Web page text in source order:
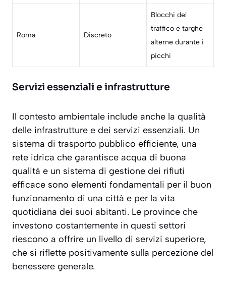
Roma Discreto
Blocchi del
traffico e targhe
alterne durante i
picchi
Servizi essenziali e infrastrutture
Il contesto ambientale include anche la qualità
delle infrastrutture e dei servizi essenziali. Un
sistema di trasporto pubblico efficiente, una
rete idrica che garantisce acqua di buona
qualità e un sistema di gestione dei rifiuti
efficace sono elementi fondamentali per il buon
funzionamento di una città e per la vita
quotidiana dei suoi abitanti. Le province che
investono costantemente in questi settori
riescono a offrire un livello di servizi superiore,
che si riflette positivamente sulla percezione del
benessere generale.